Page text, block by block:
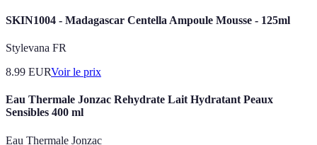
SKIN1004 - Madagascar Centella Ampoule Mousse - 125ml
Stylevana FR
8.99 EURVoir le prix
Eau Thermale Jonzac Rehydrate Lait Hydratant Peaux
Sensibles 400 ml
Eau Thermale Jonzac